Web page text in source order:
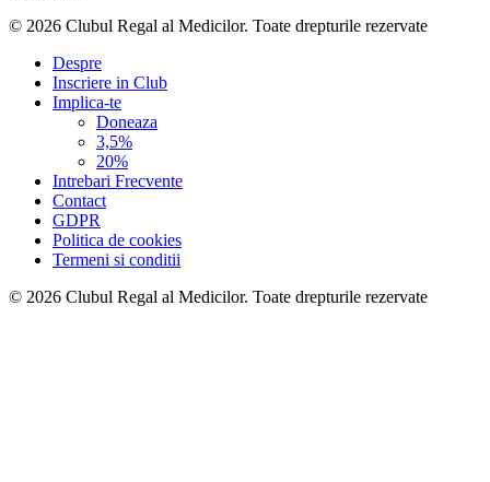
© 2026 Clubul Regal al Medicilor. Toate drepturile rezervate
Despre
Inscriere in Club
Implica-te
Doneaza
3,5%
20%
Intrebari Frecvente
Contact
GDPR
Politica de cookies
Termeni si conditii
© 2026 Clubul Regal al Medicilor. Toate drepturile rezervate